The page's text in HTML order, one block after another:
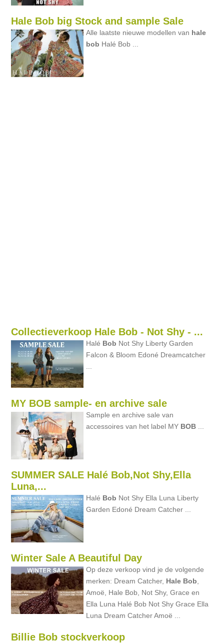
Hale Bob big Stock and sample Sale
Alle laatste nieuwe modellen van hale
bob Halé Bob ...
Collectieverkoop Hale Bob - Not Shy - ...
Halé Bob Not Shy Liberty Garden
Falcon & Bloom Edoné Dreamcatcher
MY BOB sample- en archive sale
Sample en archive sale van
accessoires van het label MY BOB
SUMMER SALE Halé Bob,Not Shy,Ella
Luna,...
Halé Bob Not Shy Ella Luna Liberty
Garden Edoné Dream Catcher ...
Winter Sale A Beautiful Day
Op deze verkoop vind je de volgende
merken: Dream Catcher, Hale Bob
Amoë, Hale Bob, Not Shy, Grace en
Ella Luna Halé Bob Not Shy Grace Ella
Luna Dream Catcher Amoë ...
Billie Bob stockverkoop